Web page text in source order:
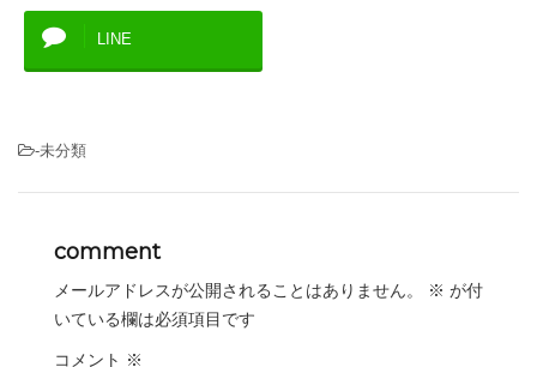
LINE
-未分類
comment
メールアドレスが公開されることはありません。 ※ が付
いている欄は必須項目です
コメント ※